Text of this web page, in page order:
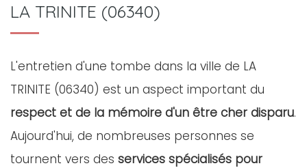
LA TRINITE (06340)
L'entretien d'une tombe dans la ville de LA
TRINITE (06340) est un aspect important du
respect et de la mémoire d'un être cher disparu.
Aujourd'hui, de nombreuses personnes se
tournent vers des services spécialisés pour